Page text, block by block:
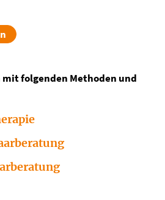
folgenden Methoden und